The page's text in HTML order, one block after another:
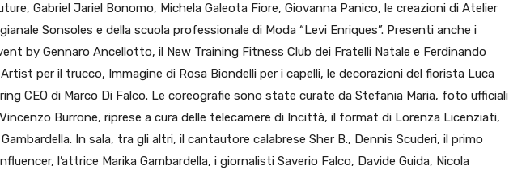
Gabriel Jariel Bonomo, Michela Galeota Fiore, Giovanna Panico, le creazioni di Atelier
Sonsoles e della scuola professionale di Moda “Levi Enriques”. Presenti anche i
by Gennaro Ancellotto, il New Training Fitness Club dei Fratelli Natale e Ferdinando
per il trucco, Immagine di Rosa Biondelli per i capelli, le decorazioni del fiorista Luca
CEO di Marco Di Falco. Le coreografie sono state curate da Stefania Maria, foto ufficiali
Burrone, riprese a cura delle telecamere di Incittà, il format di Lorenza Licenziati,
In sala, tra gli altri, il cantautore calabrese Sher B., Dennis Scuderi, il primo
l’attrice Marika Gambardella, i giornalisti Saverio Falco, Davide Guida, Nicola